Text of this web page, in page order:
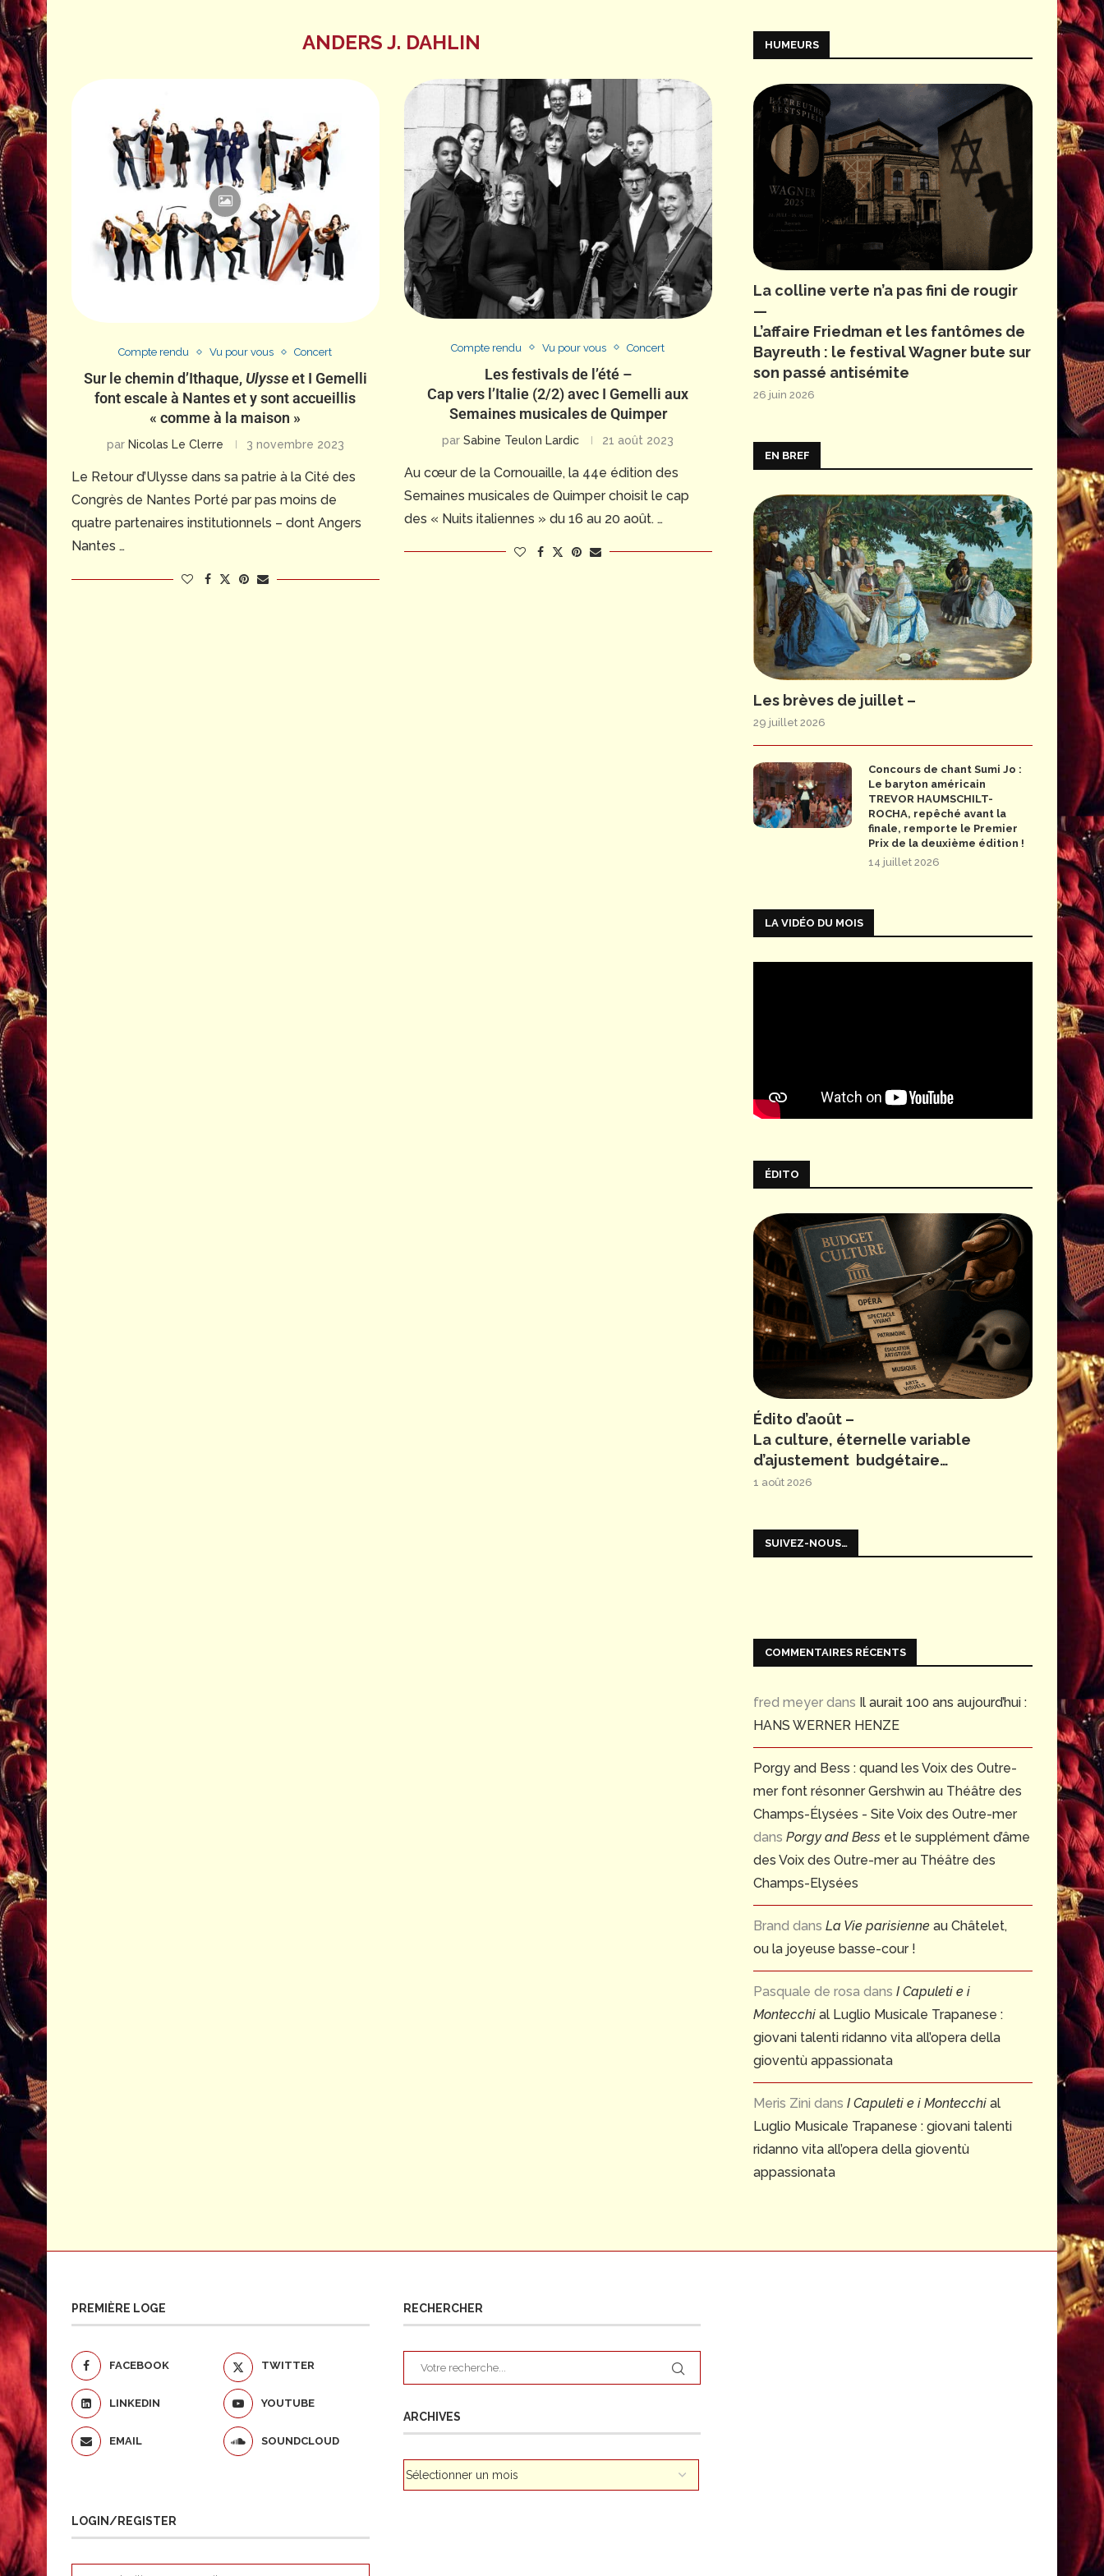
ANDERS J. DAHLIN
Compte rendu Vu pour vous Concert
Sur le chemin d’Ithaque, Ulysseet I Gemelli
font escale à Nantes et y sont accueillis
« comme à la maison »
par Nicolas Le Clerre 3 novembre 2023
Le Retour d’Ulysse dans sa patrie à la Cité des
Congrès de Nantes Porté par pas moins de
quatre partenaires institutionnels – dont Angers
Nantes …
Compte rendu Vu pour vous Concert
Les festivals de l’été –
Cap vers l’Italie (2/2) avec I Gemelli aux
Semaines musicales de Quimper
parSabine Teulon Lardic 21 août 2023
Au cœur de la Cornouaille, la 44e édition des
Semaines musicales de Quimper choisit le cap
des « Nuits italiennes » du 16 au 20 août. …
HUMEURS
La colline verte n’a pas fini de rougir
—
L’affaire Friedman et les fantômes de
Bayreuth : le festival Wagner bute sur
son passé antisémite
26 juin 2026
EN BREF
Les brèves de juillet –
29 juillet 2026
Concours de chant Sumi Jo :
Le baryton américain
TREVOR HAUMSCHILT-
ROCHA, repêché avant la
finale, remporte le Premier
Prix de la deuxième édition !
14 juillet 2026
LA VIDÉO DU MOIS
ÉDITO
Édito d’août –
La culture, éternelle variable
d’ajustement budgétaire…
1 août 2026
SUIVEZ-NOUS…
COMMENTAIRES RÉCENTS
fred meyer dans Il aurait 100 ans aujourd’hui :
HANS WERNER HENZE
Porgy and Bess : quand les Voix des Outre-
mer font résonner Gershwin au Théâtre des
Champs-Élysées - Site Voix des Outre-mer
dans Porgy and Bess et le supplément d’âme
des Voix des Outre-mer au Théâtre des
Champs-Elysées
Brand dans La Vie parisienne au Châtelet,
ou la joyeuse basse-cour !
Pasquale de rosa dans I Capuleti e i
Montecchi al Luglio Musicale Trapanese :
giovani talenti ridanno vita all’opera della
gioventù appassionata
Meris Zini dans I Capuleti e i Montecchi al
Luglio Musicale Trapanese : giovani talenti
ridanno vita all’opera della gioventù
appassionata
PREMIÈRE LOGE
FACEBOOK TWITTER
LINKEDIN YOUTUBE
EMAIL SOUNDCLOUD
LOGIN/REGISTER
RECHERCHER
ARCHIVES